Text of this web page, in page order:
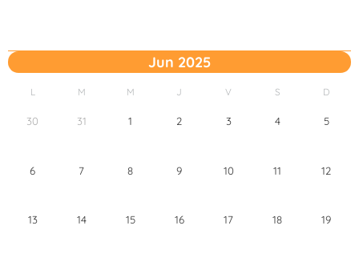
Jun 2025
L M M J V S D
30 31 1 2 3 4 5
6 7 8 9 10 11 12
13 14 15 16 17 18 19